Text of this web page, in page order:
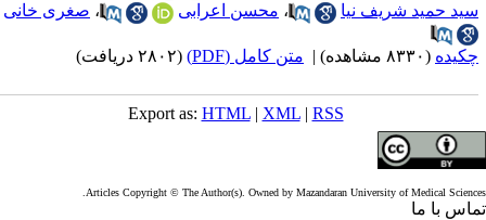
حمید شریف نیا
،محسن اعرابی ،صغری خانی
(۸۳۳۰ مشاهده) | متن کامل (PDF) (۲۸۰۲ دریافت)
Export as:HTML |XML|RSS
Articles Copyright © The Author(s). Owned by Mazandaran University of Medical
با ما